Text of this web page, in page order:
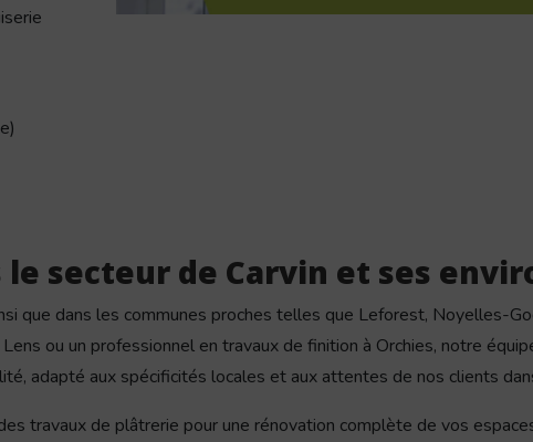
secteur de Carvin et ses
que dans les communes proches telles que Leforest, Noyelles-
ou un professionnel en travaux de finition à Orchies, notre
adapté aux spécificités locales et aux attentes de nos clients
travaux de plâtrerie pour une rénovation complète de vos